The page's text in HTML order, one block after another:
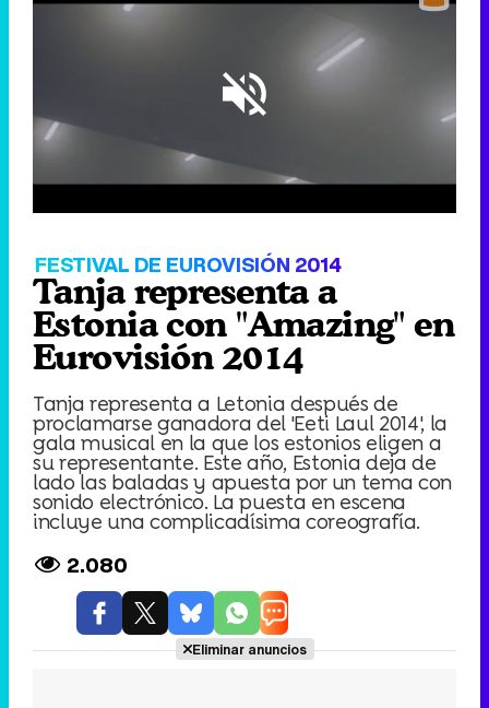
/
FESTIVAL DE EUROVISIÓN 2014
Tanja representa a
Estonia con "Amazing" en
Eurovisión 2014
Tanja representa a Letonia después de
proclamarse ganadora del 'Eeti Laul 2014', la
gala musical en la que los estonios eligen a
su representante. Este año, Estonia deja de
lado las baladas y apuesta por un tema con
sonido electrónico. La puesta en escena
incluye una complicadísima coreografía.
2.080
Eliminar anuncios